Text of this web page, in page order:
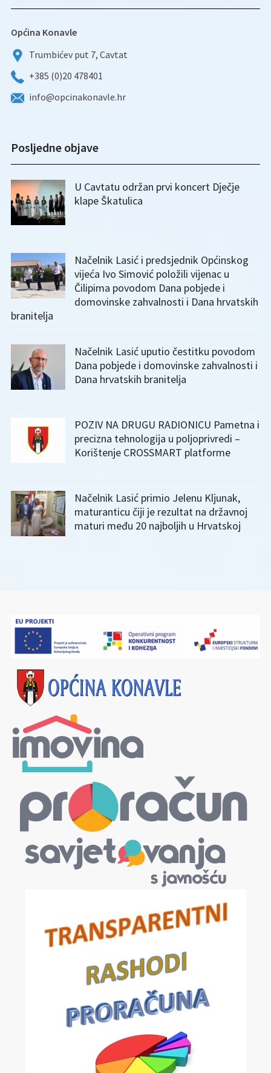
Općina Konavle
Trumbićev put 7, Cavtat
+385 (0)20 478401
info@opcinakonavle.hr
Posljedne objave
U Cavtatu održan prvi koncert Dječje
klape Škatulica
Načelnik Lasić i predsjednik Općinskog
vijeća Ivo Simović položili vijenac u
Čilipima povodom Dana pobjede i
domovinske zahvalnosti i Dana hrvatskih
branitelja
Načelnik Lasić uputio čestitku povodom
Dana pobjede i domovinske zahvalnosti i
Dana hrvatskih branitelja
POZIV NA DRUGU RADIONICU Pametna i
precizna tehnologija u poljoprivredi –
Korištenje CROSSMART platforme
Načelnik Lasić primio Jelenu Kljunak,
maturanticu čiji je rezultat na državnoj
maturi među 20 najboljih u Hrvatskoj